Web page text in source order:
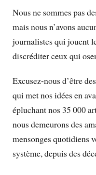
Nous ne sommes pas
mais nous n’avons
journalistes qui jouent
discréditer ceux qui
Excusez-nous d’être
qui met nos idées en
épluchant nos 35 000
nous demeurons des
mensonges quotidiens
système, depuis des